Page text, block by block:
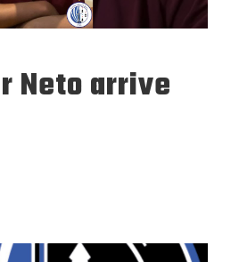
Neto arrive